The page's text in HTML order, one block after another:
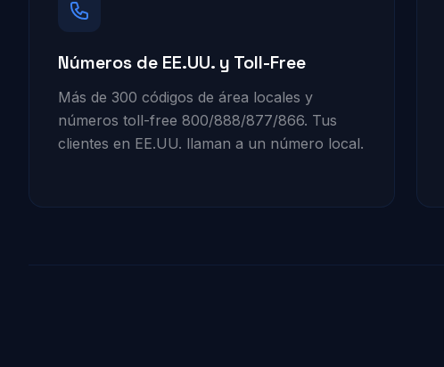
Números de EE.UU. y Toll-Free
Más de 300 códigos de área locales y
números toll-free 800/888/877/866. Tus
clientes en EE.UU. llaman a un número local.